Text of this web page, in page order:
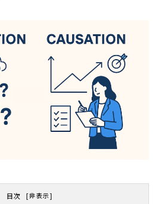
目次 [非表示]